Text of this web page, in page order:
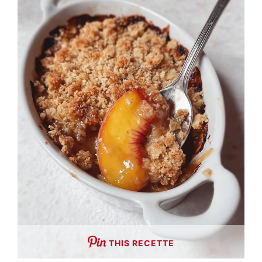
THIS RECETTE